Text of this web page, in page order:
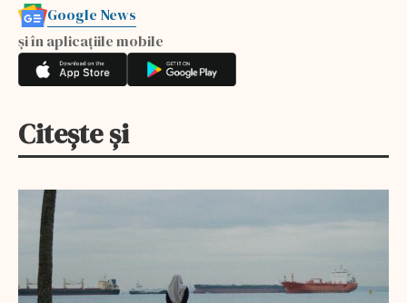
Google News
și în aplicațiile mobile
Citește și